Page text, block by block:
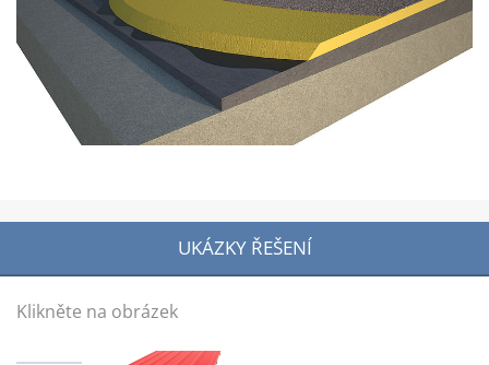
UKÁZKY ŘEŠENÍ
Klikněte na obrázek